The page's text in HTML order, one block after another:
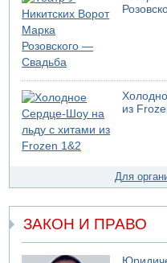
В России горят новые
05.08.2026 10:19
Хуситы сообщают об
05.08.2026 10:16
Левые активисты
"Религиозного сионизма"
05.08.2026 06:42
В Дубае поднимается дым
Еще один меморандум
из
Для
ЗАКОН И ПРАВО